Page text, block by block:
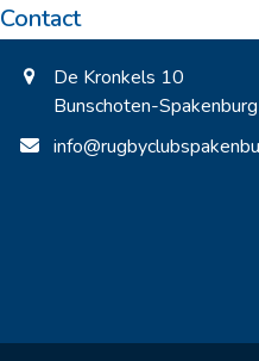
Contact
De Kronkels 10
Bunschoten-Spakenburg